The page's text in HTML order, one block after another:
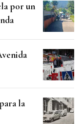
por un
la